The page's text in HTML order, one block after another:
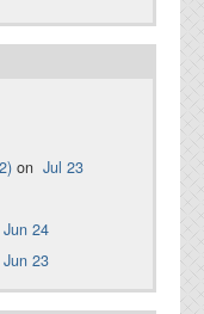
on Jul 23
Jun 24
Jun 23